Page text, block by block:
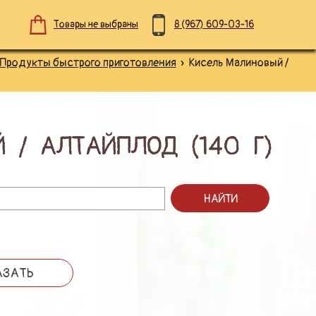
8 (967) 609-03-16
Товары не выбраны
Продукты быстрого приготовления » Кисель Малиновый /
/ АЛТАЙПЛОД (140 Г)
НАЙТИ